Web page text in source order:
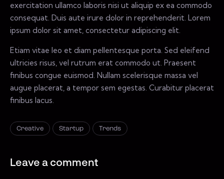
exercitation ullamco laboris nisi ut aliquip ex ea commodo
consequat. Duis aute irure dolor in reprehenderit. Lorem
ipsum dolor sit amet, consectetur adipiscing elit.
Etiam vitae leo et diam pellentesque porta. Sed eleifend
ultricies risus, vel rutrum erat commodo ut. Praesent
finibus congue euismod. Nullam scelerisque massa vel
augue placerat, a tempor sem egestas. Curabitur placerat
finibus lacus.
Creative Startup Trends
Leave a comment